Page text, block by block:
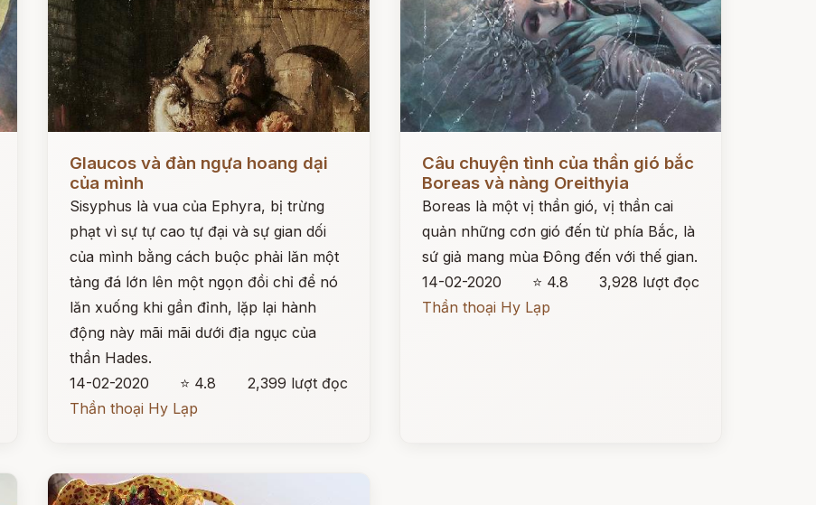
Glaucos và đàn ngựa hoang dại
của mình
Sisyphus là vua của Ephyra, bị trừng
phạt vì sự tự cao tự đại và sự gian dối
của mình bằng cách buộc phải lăn một
tảng đá lớn lên một ngọn đồi chỉ để nó
lăn xuống khi gần đỉnh, lặp lại hành
động này mãi mãi dưới địa ngục của
thần Hades.
14-02-2020
⭐ 4.8
2,399 lượt đọc
Thần thoại Hy Lạp
Câu chuyện tình của thần gió bắc
Boreas và nàng Oreithyia
Boreas là một vị thần gió, vị thần cai
quản những cơn gió đến từ phía Bắc, là
sứ giả mang mùa Đông đến với thế gian.
14-02-2020
⭐ 4.8
3,928 lượt đọc
Thần thoại Hy Lạp